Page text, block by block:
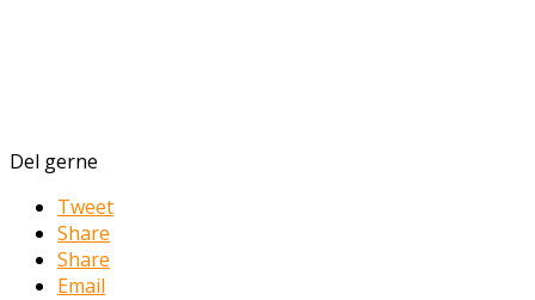
Del gerne
Tweet
Share
Share
Email